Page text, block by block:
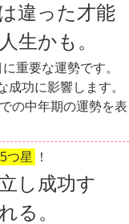
違った才能
生かも。
重要な運勢です。
成功に影響します。
の中年期の運勢を表
5つ星 ！
し成功す
る。